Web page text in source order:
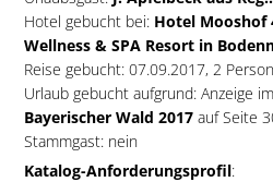
Hotel gebucht bei: Hotel Mooshof
Wellness & SPA Resort in
Reise gebucht: 07.09.2017, 2
Urlaub gebucht aufgrund: Anzeige im
Bayerischer Wald 2017auf Seite
Stammgast: nein
Katalog-Anforderungsprofil: